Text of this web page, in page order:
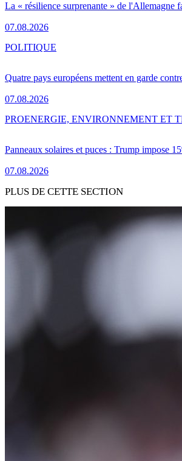
La « résilience surprenante » de l'Allemagne
07.08.2026
Quatre pays européens mettent en garde
07.08.2026
POLITIQUE
Panneaux solaires et puces : Trump impose
07.08.2026
PROENERGIE, ENVIRONNEMENT ET
PLUS DE CETTE SECTION